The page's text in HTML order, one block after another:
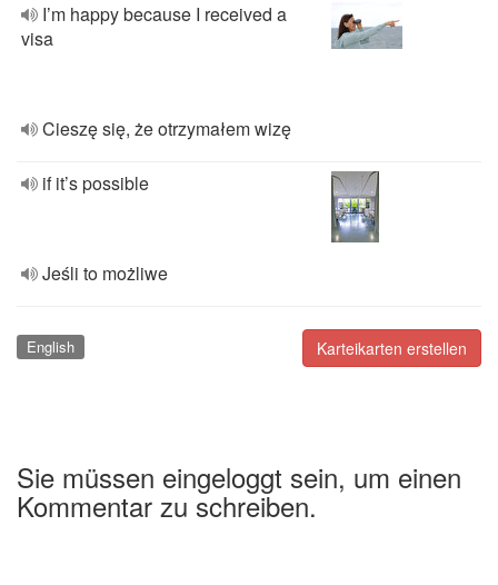
I’m happy because I received a
visa
Cieszę się, że otrzymałem wizę
if it’s possible
Jeśli to możliwe
Karteikarten erstellen
English
Sie müssen eingeloggt sein, um einen
Kommentar zu schreiben.